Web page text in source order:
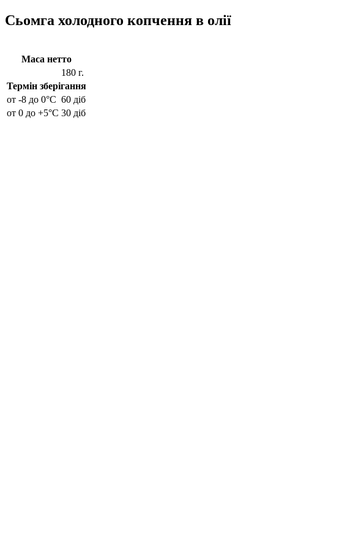
Сьомга холодного копчення в олії
Маса нетто
180 г.
Термін зберігання
от -8 до 0°C 60 діб
от 0 до +5°C 30 діб